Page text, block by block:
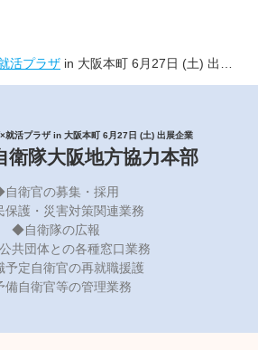
活プラザ in 大阪本町 6月27日 (土) 出展企業
就活プラザ in 大阪本町 6月27日 (土) 出展企業
隊大阪地方協力本部
衛官の募集・採用
護・災害対策関連業務
◆自衛隊の広報
共団体との各種窓口業務
定自衛官の再就職援護
自衛官等の管理業務